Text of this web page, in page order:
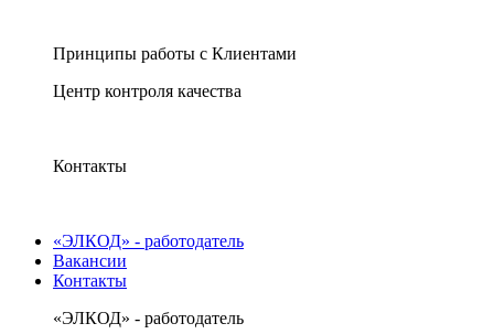
Принципы работы с Клиентами
Центр контроля качества
Контакты
«ЭЛКОД» - работодатель
Вакансии
Контакты
«ЭЛКОД» - работодатель